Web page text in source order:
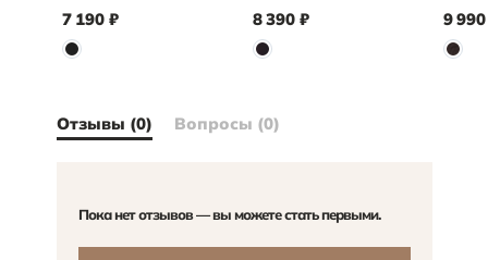
7 190 ₽ 8 390 ₽ 9 990
Отзывы (0) Вопросы (0)
Пока нет отзывов — вы можете стать первыми.